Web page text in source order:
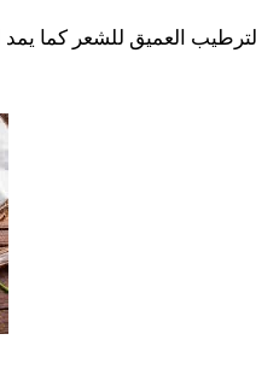
العميق للشعر كما يمد